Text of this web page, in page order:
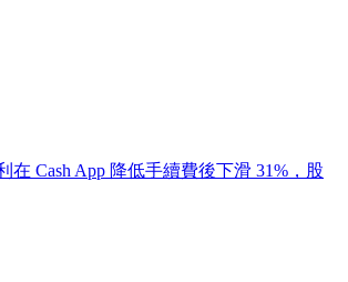
在 Cash App 降低手續費後下滑 31%，股